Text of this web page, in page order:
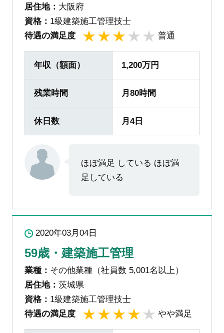
居住地： 大阪府
資格： 1級建築施工管理技士
待遇の満足度
普通
年収（額面） 1,200万円
残業時間 月80時間
休日数 月4日
ほぼ満足 している ほぼ満
足している
2020年03月04日
59歳・建築施工管理
業種： その他業種（社員数 5,001名以上）
居住地： 茨城県
資格： 1級建築施工管理技士
待遇の満足度
やや満足